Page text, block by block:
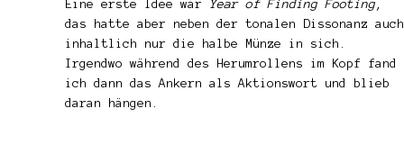
Eine erste Idee war Year of Finding Footing ,
das hatte aber neben der tonalen Dissonanz auch
inhaltlich nur die halbe Münze in sich.
Irgendwo während des Herumrollens im Kopf fand
ich dann das Ankern als Aktionswort und blieb
daran hängen.